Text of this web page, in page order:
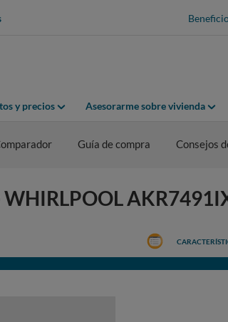
y precios Asesorarme sobre vivienda
Guía de compra Consejos